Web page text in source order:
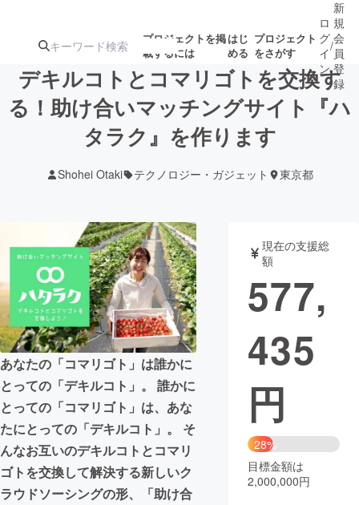
プロジェクトを掲
載するには
はじ
める
プロジェクト
をさがす
注目のリ 注目の新着プロ募集終了が近いプ
テクノロジー・ガジェット
映像・映画 書籍・雑誌
ビジネス・起業 チャレンジ
まちづくり・地域活性化
CAMPFIRE for Social Good
CAMPFIRE Creation
CAMPFIREふるさと納税 machi-ya コミュニティ
ロ
グ
イ
ン
/
新
規
会
員
登
録
デキルコトとコマリゴトを交換す
る！助け合いマッチングサイト『ハ
タラク』を作ります
Shohei Otaki テクノロジー・ガジェット 東京都
あなたの「コマリゴト」は誰かに
とっての「デキルコト」。 誰かに
とっての「コマリゴト」は、あな
たにとっての「デキルコト」。 そ
んなお互いのデキルコトとコマリ
ゴトを交換して解決する新しいク
ラウドソーシングの形、「助け合
現在の支援総
額
577,
435
円
28%
目標金額は
2,000,000円